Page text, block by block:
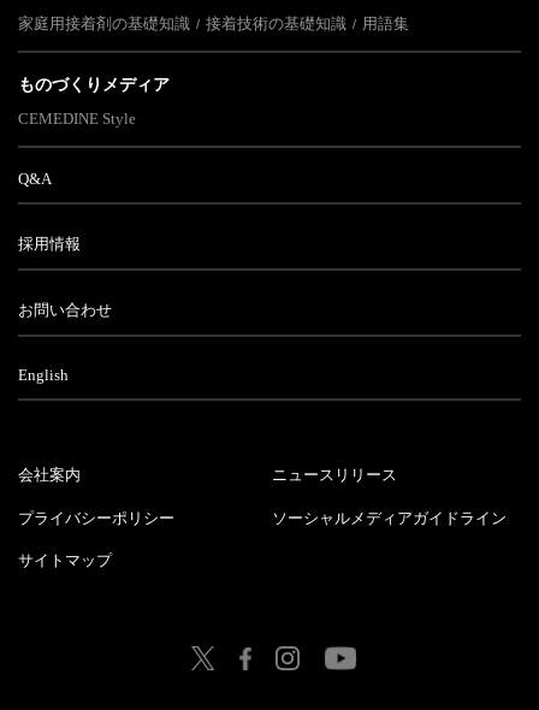
家庭用接着剤の基礎知識
接着技術の基礎知識 用語集
ものづくりメディア
CEMEDINE Style
Q&A
採用情報
お問い合わせ
English
会社案内 ニュースリリース
プライバシーポリシー ソーシャルメディアガイドライン
サイトマップ